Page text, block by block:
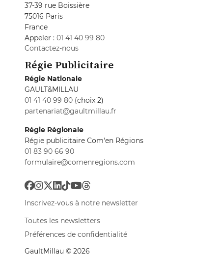
37-39 rue Boissière
75016 Paris
France
Appeler : 01 41 40 99 80
Contactez-nous
Régie Publicitaire
Régie Nationale
GAULT&MILLAU
01 41 40 99 80 (choix 2)
partenariat@gaultmillau.fr
Régie Régionale
Régie publicitaire Com'en Régions
01 83 90 66 90
formulaire@comenregions.com
Inscrivez-vous à notre newsletter
Toutes les newsletters
Préférences de confidentialité
GaultMillau © 2026